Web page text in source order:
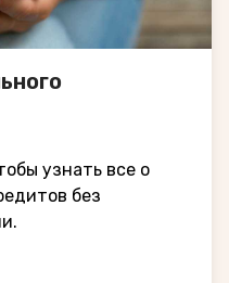
узнать все о
без